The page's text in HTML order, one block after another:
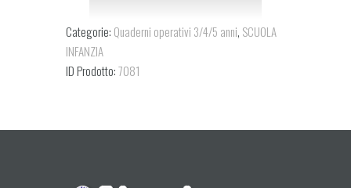
Categorie: Quaderni operativi 3/4/5 anni, SCUOLA
INFANZIA
ID Prodotto:7081